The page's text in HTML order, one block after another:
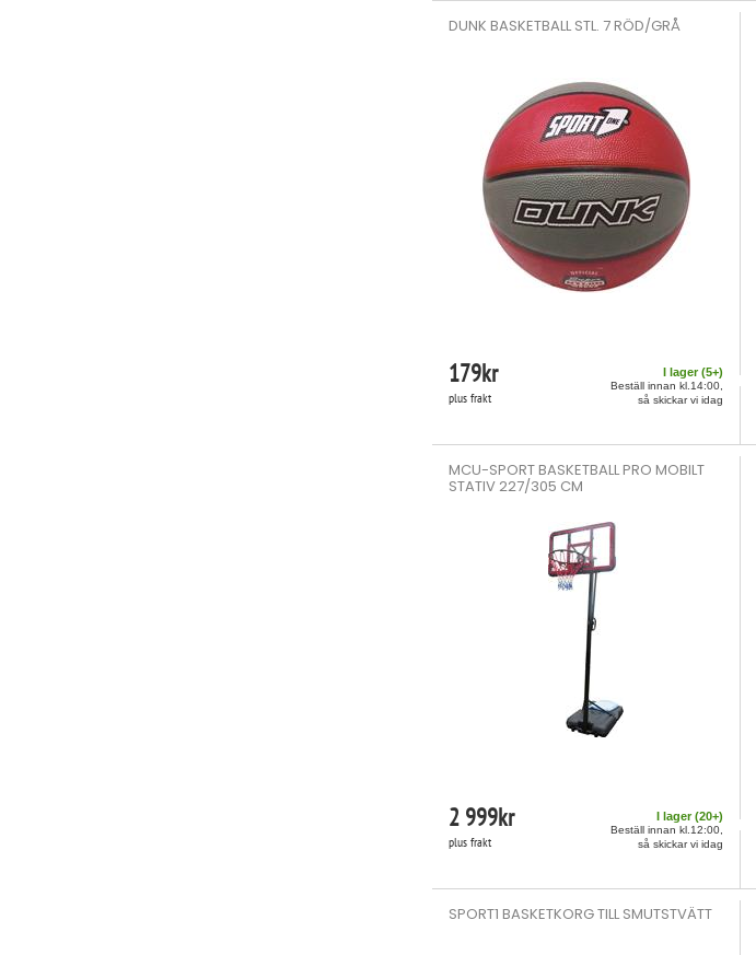
DUNK BASKETBALL STL. 7 RÖD/GRÅ
179kr
plus frakt
I lager (5+)
Beställ innan kl.14:00,
så skickar vi idag
MCU-SPORT BASKETBALL PRO MOBILT
STATIV 227/305 CM
2 999kr
plus frakt
I lager (20+)
Beställ innan kl.12:00,
så skickar vi idag
SPORT1 BASKETKORG TILL SMUTSTVÄTT